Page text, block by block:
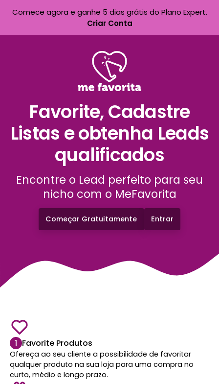
Comece agora e ganhe 5 dias grátis do Plano Expert.
Criar Conta
Favorite, Cadastre
Listas e obtenha Leads
qualificados
Encontre o Lead perfeito para seu
nicho com o MeFavorita
Começar Gratuitamente Entrar
1 Favorite Produtos
Ofereça ao seu cliente a possibilidade de favoritar
qualquer produto na sua loja para uma compra no
curto, médio e longo prazo.